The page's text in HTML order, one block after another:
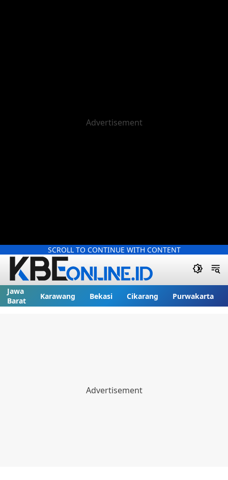
SCROLL TO CONTINUE WITH CONTENT
Jawa
Barat
Karawang Bekasi Cikarang Purwakarta